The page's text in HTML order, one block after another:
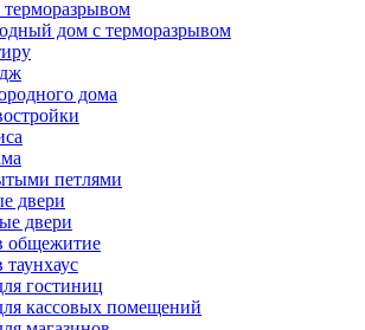
дом с терморазрывом
дома
петлями
двери
двери
общежитие
гостиниц
кассовых помещений